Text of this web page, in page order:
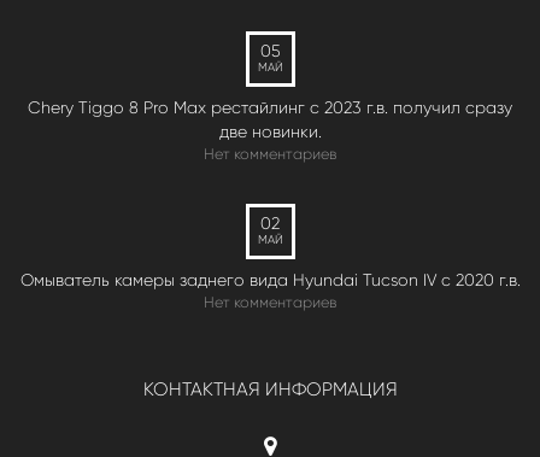
05
МАЙ
Chery Tiggo 8 Pro Max рестайлинг с 2023 г.в. получил сразу
две новинки.
Нет комментариев
02
МАЙ
Омыватель камеры заднего вида Hyundai Tucson IV c 2020 г.в.
Нет комментариев
КОНТАКТНАЯ ИНФОРМАЦИЯ